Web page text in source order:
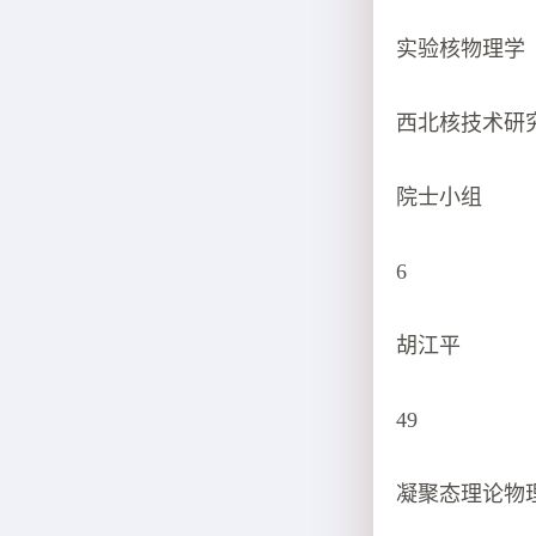
实验核物理学
西北核技术研
院士小组
6
胡江平
49
凝聚态理论物